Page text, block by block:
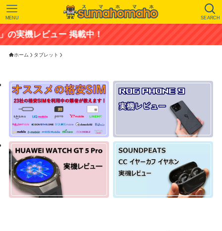
SEARCH
MENU
ー 掲載中！
ホーム タブレット